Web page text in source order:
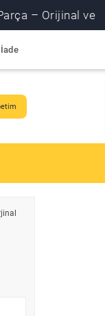
Orijinal ve